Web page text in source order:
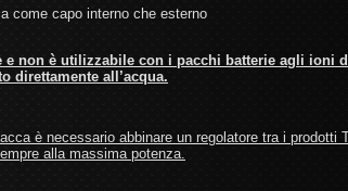
come capo interno che esterno
e non è utilizzabile con i pacchi batterie agli ioni
direttamente all’acqua.
è necessario abbinare un regolatore tra i prodotti
alla massima potenza.